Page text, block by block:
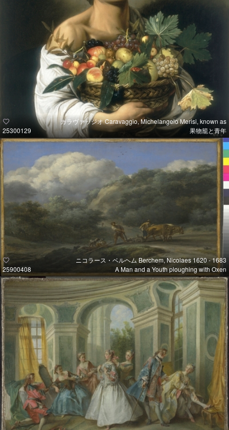
25300129
カラヴァッジオ Caravaggio, Michelangelo Merisi, known as
果物籠と青年
25900408
ニコラース・ベルヘム Berchem, Nicolaes 1620 - 1683
A Man and a Youth ploughing with Oxen